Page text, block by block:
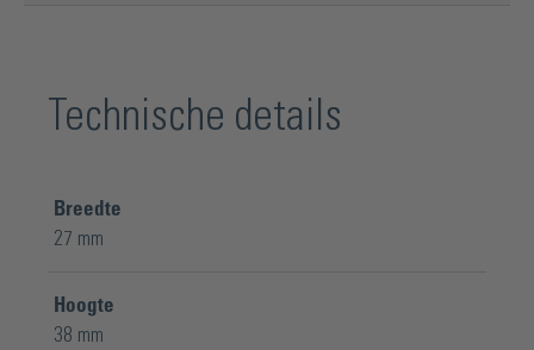
Technische details
Breedte
27 mm
Hoogte
38 mm